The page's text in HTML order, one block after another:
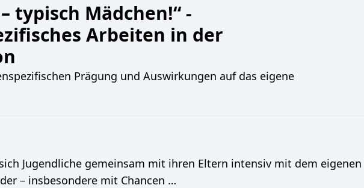
typisch Mädchen!“ -
Arbeiten in der
Prägung und Auswirkungen auf das eigene
Jugendliche gemeinsam mit ihren Eltern intensiv mit dem eigenen
– insbesondere mit Chancen …